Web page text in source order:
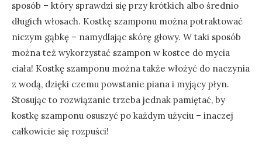
sposób – który sprawdzi się przy krótkich albo średnio
długich włosach. Kostkę szamponu można potraktować
niczym gąbkę – namydlając skórę głowy. W taki sposób
można też wykorzystać szampon w kostce do mycia
ciała! Kostkę szamponu można także włożyć do naczynia
z wodą, dzięki czemu powstanie piana i myjący płyn.
Stosując to rozwiązanie trzeba jednak pamiętać, by
kostkę szamponu osuszyć po każdym użyciu – inaczej
całkowicie się rozpuści!